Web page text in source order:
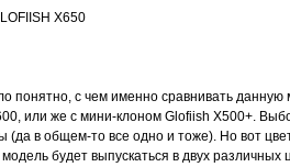
X650
понятно, с чем именно сравнивать данную
или же с мини-клоном Glofiish X500+.
(да в общем-то все одно и тоже). Но вот
будет выпускаться в двух